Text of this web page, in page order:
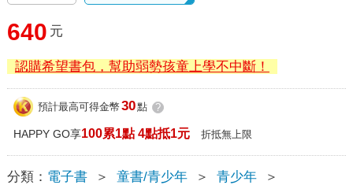
640 元
認購希望書包，幫助弱勢孩童上學不中斷！
預計最高可得金幣 30點 ?
HAPPY GO享100累1點 4點抵1元 折抵無上限
分類： 電子書 ＞ 童書/青少年 ＞ 青少年
＞